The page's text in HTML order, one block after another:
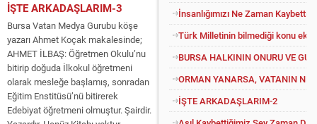
İŞTE ARKADAŞLARIM-3
Bursa Vatan Medya Gurubu köşe
yazarı Ahmet Koçak makalesinde;
AHMET İLBAŞ: Öğretmen Okulu’nu
bitirip doğuda İlkokul öğretmeni
olarak mesleğe başlamış, sonradan
Eğitim Enstitüsü’nü bitirerek
Edebiyat öğretmeni olmuştur. Şairdir.
İnsanlığımızı Ne Zaman Kaybettik?
Türk Milletinin bilmediği konu
BURSA HALKININ ONURU VE
ORMAN YANARSA, VATANIN
İŞTE ARKADAŞLARIM-2